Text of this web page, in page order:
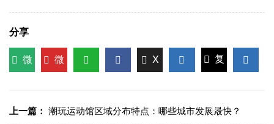
分享
微
微
X
复
接
上一篇： 潮玩运动馆区域分布特点：哪些城市发展最快？